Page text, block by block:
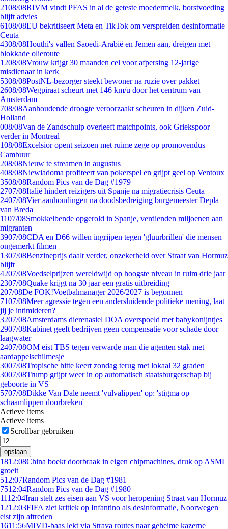
2108/08RIVM vindt PFAS in al de geteste moedermelk, borstvoeding
blijft advies
6108/08EU bekritiseert Meta en TikTok om verspreiden desinformatie
Ceuta
4308/08Houthi's vallen Saoedi-Arabië en Jemen aan, dreigen met
blokkade olieroute
1208/08Vrouw krijgt 30 maanden cel voor afpersing 12-jarige
misdienaar in kerk
5308/08PostNL-bezorger steekt bewoner na ruzie over pakket
2608/08Wegpiraat scheurt met 146 km/u door het centrum van
Amsterdam
708/08Aanhoudende droogte veroorzaakt scheuren in dijken Zuid-
Holland
008/08Van de Zandschulp overleeft matchpoints, ook Griekspoor
verder in Montreal
108/08Excelsior opent seizoen met ruime zege op promovendus
Cambuur
208/08Nieuw te streamen in augustus
408/08Niewiadoma profiteert van pokerspel en grijpt geel op Ventoux
3508/08Random Pics van de Dag #1979
2707/08Italië hindert reizigers uit Spanje na migratiecrisis Ceuta
2407/08Vier aanhoudingen na doodsbedreiging burgemeester Depla
van Breda
1107/08Smokkelbende opgerold in Spanje, verdienden miljoenen aan
migranten
3907/08CDA en D66 willen ingrijpen tegen 'gluurbrillen' die mensen
ongemerkt filmen
1307/08Benzineprijs daalt verder, onzekerheid over Straat van Hormuz
blijft
4207/08Voedselprijzen wereldwijd op hoogste niveau in ruim drie jaar
2307/08Quake krijgt na 30 jaar een gratis uitbreiding
207/08De FOK!Voetbalmanager 2026/2027 is begonnen
7107/08Meer agressie tegen een andersluidende politieke mening, laat
jij je intimideren?
3207/08Amsterdams dierenasiel DOA overspoeld met babykonijntjes
2907/08Kabinet geeft bedrijven geen compensatie voor schade door
laagwater
2407/08OM eist TBS tegen verwarde man die agenten stak met
aardappelschilmesje
3007/08Tropische hitte keert zondag terug met lokaal 32 graden
3007/08Trump grijpt weer in op automatisch staatsburgerschap bij
geboorte in VS
5707/08Dikke Van Dale neemt 'vulvalippen' op: 'stigma op
schaamlippen doorbreken'
Actieve items
Actieve items
Scrollbar gebruiken
opslaan
1812:08China boekt doorbraak in eigen chipmachines, druk op ASML
groeit
512:07Random Pics van de Dag #1981
7512:04Random Pics van de Dag #1980
1112:04Iran stelt zes eisen aan VS voor heropening Straat van Hormuz
1212:03FIFA ziet kritiek op Infantino als desinformatie, Noorwegen
eist zijn aftreden
1611:56MIVD-baas lekt via Strava routes naar geheime kazerne